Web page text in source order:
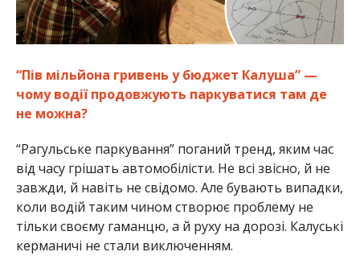
“Пів мільйона гривень у бюджет Калуша” —
чому водії продовжують паркуватися там де
не можна?
“Рагульське паркування” поганий тренд, яким час
від часу грішать автомобілісти. Не всі звісно, й не
завжди, й навіть не свідомо. Але бувають випадки,
коли водій таким чином створює проблему не
тільки своєму гаманцю, а й руху на дорозі. Калуські
керманичі не стали виключенням.